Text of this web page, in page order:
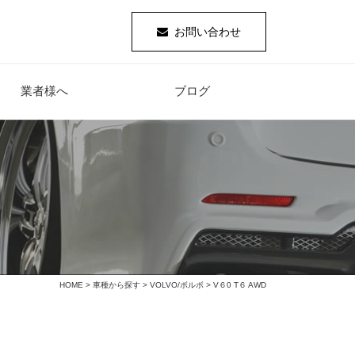
お問い合わせ
業者様へ ブログ
HOME > 車種から探す > VOLVO/ボルボ > V６0 T６ AWD